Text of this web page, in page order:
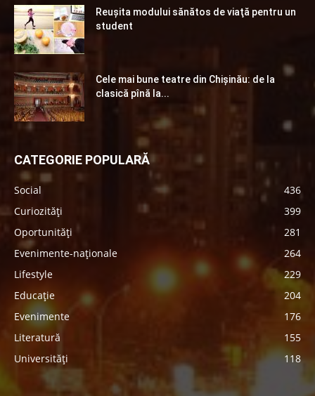
Reuşita modului sănătos de viaţă pentru un
student
Cele mai bune teatre din Chişinău: de la
clasică pînă la...
CATEGORIE POPULARĂ
Social
436
Curiozități
399
Oportunități
281
Evenimente-naționale
264
Lifestyle
229
Educație
204
Evenimente
176
Literatură
155
Universități
118